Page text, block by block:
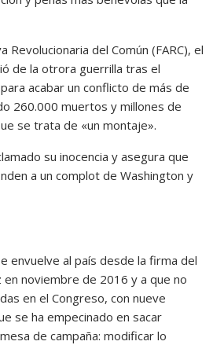
Revolucionaria del Común (FARC), el
de la otrora guerrilla tras el
acabar un conflicto de más de
260.000 muertos y millones de
se trata de «un montaje».
su inocencia y asegura que
a un complot de Washington y
envuelve al país desde la firma del
noviembre de 2016 y a que no
en el Congreso, con nueve
se ha empecinado en sacar
de campaña: modificar lo